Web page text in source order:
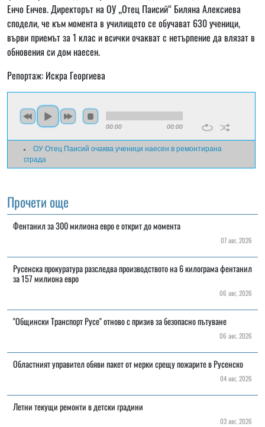
Енчо Енчев. Директорът на ОУ „Отец Паисий“ Биляна Алексиева
сподели, че към момента в училището се обучават 630 ученици,
върви приемът за 1 клас и всички очакват с нетърпение да влязат в
обновения си дом наесен.
Репортаж: Искра Георгиева
00:00 00:00
ОУ Отец Паисий очаква ученици наесен в ремонтирана
сграда
Прочети още
Фентанил за 300 милиона евро е открит до момента
07 авг, 2026
Русенска прокуратура разследва производството на 6 килограма фентанил
за 157 милиона евро
06 авг, 2026
"Общински Транспорт Русе" отново с призив за безопасно пътуване
06 авг, 2026
Областният управител обяви пакет от мерки срещу пожарите в Русенско
04 авг, 2026
Летни текущи ремонти в детски градини
03 авг, 2026